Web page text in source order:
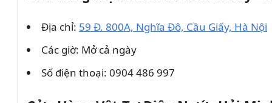
Địa chỉ: 59 Đ. 800A, Nghĩa Đô, Cầu Giấy, Hà Nội
Các giờ: Mở cả ngày
Số điện thoại: 0904 486 997